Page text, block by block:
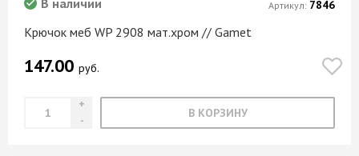
Крючок меб WP 2908 мат.хром // Gamet
В наличии
147.00 руб.
В КОРЗИНУ
Артикул: 7846